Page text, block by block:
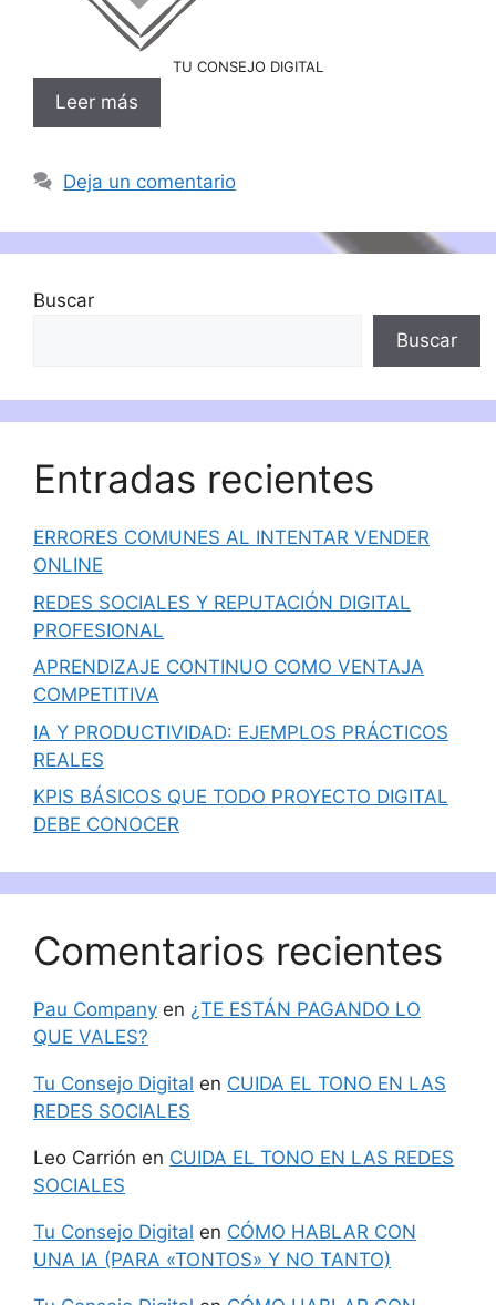
TU CONSEJO DIGITAL
Leer más
Deja un comentario
Buscar
Buscar
Entradas recientes
ERRORES COMUNES AL INTENTAR VENDER
ONLINE
REDES SOCIALES Y REPUTACIÓN DIGITAL
PROFESIONAL
APRENDIZAJE CONTINUO COMO VENTAJA
COMPETITIVA
IA Y PRODUCTIVIDAD: EJEMPLOS PRÁCTICOS
REALES
KPIS BÁSICOS QUE TODO PROYECTO DIGITAL
DEBE CONOCER
Comentarios recientes
Pau Company en ¿TE ESTÁN PAGANDO LO
QUE VALES?
Tu Consejo Digital en CUIDA EL TONO EN LAS
REDES SOCIALES
Leo Carrión en CUIDA EL TONO EN LAS REDES
SOCIALES
Tu Consejo Digital en CÓMO HABLAR CON
UNA IA (PARA «TONTOS» Y NO TANTO)